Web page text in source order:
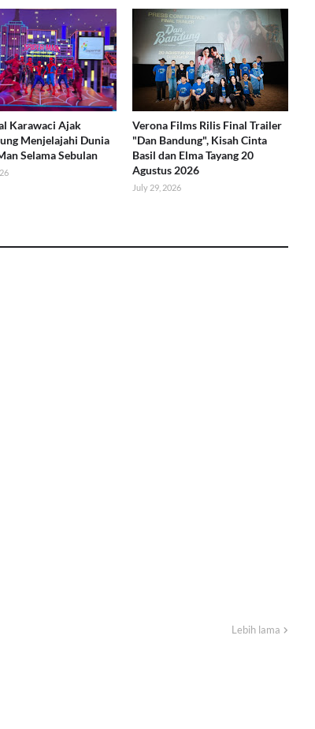
Karawaci Ajak
Menjelajahi Dunia
Selama Sebulan
Verona Films Rilis Final Trailer
"Dan Bandung", Kisah Cinta
Basil dan Elma Tayang 20
Agustus 2026
July 29, 2026
Lebih lama